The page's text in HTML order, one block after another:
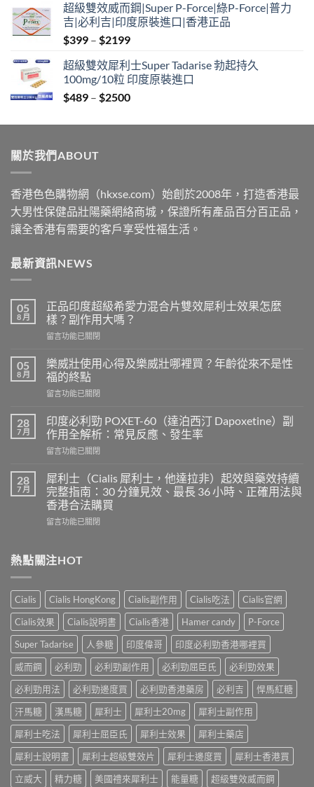
$399
through
$2199
超級雙效威而鋼|Super P-Force|綠P-Force|普力
吉|必利吉|印度原裝進口|香港正品
$399 – $2199Price
$399
through
$2199
超級雙效犀利士Super Tadarise 勃起持久
100mg/10粒 印度原裝進口
$489 – $2500Price
$489
關於我們ABOUT
香港色色購物網（hkxse.com）始創於2008年，打造香港最
大男性保健品壯陽藥網絡商城，保證所有產品百分百正品，
讓全香港有需要的客戶享受性福生活。
最新資訊NEWS
05
8 月
正品印度超級希愛力混合片雙效犀利士效果怎麼
樣？副作用大嗎？
在
品
印
度
超
希
愛
力
混
片
雙
效
利
果
樣？
副
作
用
大
嗎？〉
留言功能已關閉
05
8 月
樂威壯使用心得及樂威壯哪裡買？年齡從來不是性
福的終點
在
威
壯
使
用
得
及
樂
威
壯
買？
從
來
不
是
性
福
終
點〉
中
留言功能已關閉
28
7 月
印度必利勁 POXET-60（達泊西汀 Dapoxetine）副
作用全解析：常見反應、發生率
在
度
必
利
勁
POXET-
西
副
作
用
全
解
析：
見
反
應、
生
率〉
中
留言功能已關閉
28
7 月
犀利士（Cialis 犀利士，他達拉非）起效與藥效持續
完整指南：30 分鐘見效、最長 36 小時、正確用法與
香港合法購買
在
士
（Cialis
利
士，
他
達
拉
非）
效
與
藥
持
續
完
整
指
南：
留言功能已關閉
熱點關注HOT
Cialis Cialis HongKong Cialis副作用 Cialis吃法
Cialis官網
Cialis效果
Cialis說明書 Cialis香港 Hamer candy
P-Force
Super Tadarise
人參糖 印度偉哥
印度必利勁香港哪裡買
威而鋼
必利勁 必利勁副作用 必利勁屈臣氏
必利勁效果
必利勁用法
必利勁邊度買 必利勁香港藥房 必利吉
悍馬紅糖
汗馬糖
漢馬糖 犀利士 犀利士20mg
犀利士副作用
犀利士吃法
犀利士屈臣氏 犀利士效果
犀利士藥店
犀利士說明書
犀利士超級雙效片 犀利士邊度買
犀利士香港買
立威大
精力糖 美國禮來犀利士 能量糖 超級雙效威而鋼